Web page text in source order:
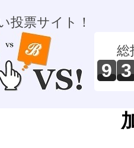
投票サイト！
総
9 3